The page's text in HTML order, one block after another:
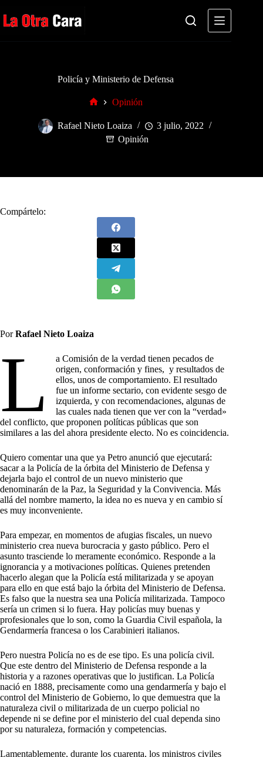
al
contenido
Policía y Ministerio de Defensa
Opinión
Rafael Nieto Loaiza
3 julio, 2022
Opinión
Compártelo:
PorRafael Nieto Loaiza
L
a Comisión de la verdad tienen pecados de
origen, conformación y fines, y resultados de
ellos, unos de comportamiento. El resultado
fue un informe sectario, con evidente sesgo de
izquierda, y con recomendaciones, algunas de
las cuales nada tienen que ver con la “verdad»
del conflicto, que proponen políticas públicas que son
similares a las del ahora presidente electo. No es coincidencia.
Quiero comentar una que ya Petro anunció que ejecutará:
sacar a la Policía de la órbita del Ministerio de Defensa y
dejarla bajo el control de un nuevo ministerio que
denominarán de la Paz, la Seguridad y la Convivencia. Más
allá del nombre mamerto, la idea no es nueva y en cambio sí
es muy inconveniente.
Para empezar, en momentos de afugias fiscales, un nuevo
ministerio crea nueva burocracia y gasto público. Pero el
asunto trasciende lo meramente económico. Responde a la
ignorancia y a motivaciones políticas. Quienes pretenden
hacerlo alegan que la Policía está militarizada y se apoyan
para ello en que está bajo la órbita del Ministerio de Defensa.
Es falso que la nuestra sea una Policía militarizada. Tampoco
sería un crimen si lo fuera. Hay policías muy buenas y
profesionales que lo son, como la Guardia Civil española, la
Gendarmería francesa o los Carabinieri italianos.
Pero nuestra Policía no es de ese tipo. Es una policía civil.
Que este dentro del Ministerio de Defensa responde a la
historia y a razones operativas que lo justifican. La Policía
nació en 1888, precisamente como una gendarmería y bajo el
control del Ministerio de Gobierno, lo que demuestra que la
naturaleza civil o militarizada de un cuerpo policial no
depende ni se define por el ministerio del cual dependa sino
por su naturaleza, formación y competencias.
Lamentablemente, durante los cuarenta, los ministros civiles